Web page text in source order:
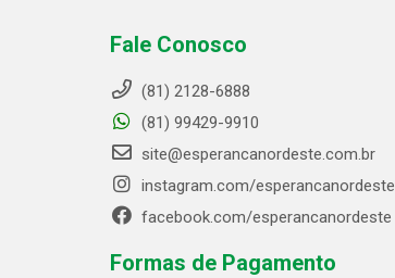
Fale Conosco
(81) 2128-6888
(81) 99429-9910
site@esperancanordeste.com.br
instagram.com/esperancanordeste
facebook.com/esperancanordeste
Formas de Pagamento